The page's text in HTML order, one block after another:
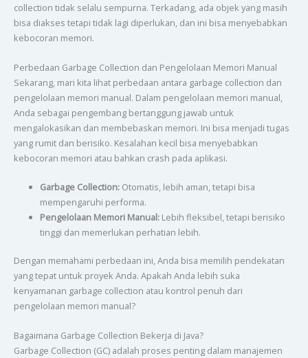
collection tidak selalu sempurna. Terkadang, ada objek yang masih
bisa diakses tetapi tidak lagi diperlukan, dan ini bisa menyebabkan
kebocoran memori.
Perbedaan Garbage Collection dan Pengelolaan Memori Manual
Sekarang, mari kita lihat perbedaan antara garbage collection dan
pengelolaan memori manual. Dalam pengelolaan memori manual,
Anda sebagai pengembang bertanggung jawab untuk
mengalokasikan dan membebaskan memori. Ini bisa menjadi tugas
yang rumit dan berisiko. Kesalahan kecil bisa menyebabkan
kebocoran memori atau bahkan crash pada aplikasi.
Garbage Collection:Otomatis, lebih aman, tetapi bisa
mempengaruhi performa.
Pengelolaan Memori Manual:Lebih fleksibel, tetapi berisiko
tinggi dan memerlukan perhatian lebih.
Dengan memahami perbedaan ini, Anda bisa memilih pendekatan
yang tepat untuk proyek Anda. Apakah Anda lebih suka
kenyamanan garbage collection atau kontrol penuh dari
pengelolaan memori manual?
Bagaimana Garbage Collection Bekerja di Java?
Garbage Collection (GC) adalah proses penting dalam manajemen